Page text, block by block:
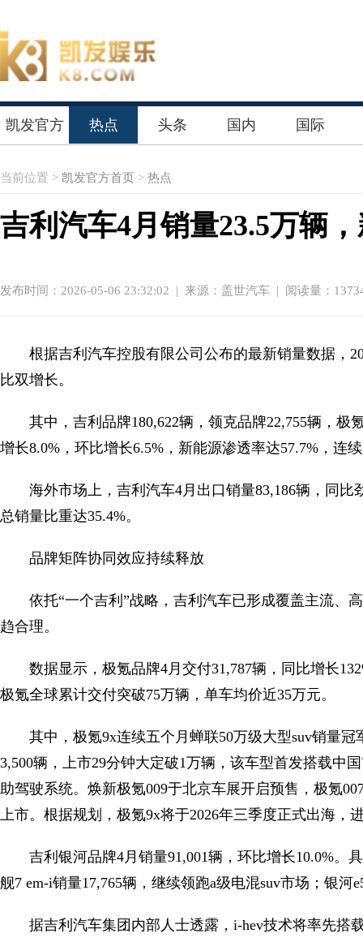
凯发官方 热点 头条 国内 国际
当前位置 > 凯发官方首页 > 热点
吉利汽车4月销量23.5万辆
发布时间：2026-05-06 23:32:02 | 来源：盖世汽车 | 阅读量：
根据吉利汽车控股有限公司公布的最新销量数据，
比双增长。
其中，吉利品牌180,622辆，领克品牌22,755辆，极
增长8.0%，环比增长6.5%，新能源渗透率达57.7%，连
海外市场上，吉利汽车4月出口销量83,186辆，同
总销量比重达35.4%。
品牌矩阵协同效应持续释放
依托“一个吉利”战略，吉利汽车已形成覆盖主流、
趋合理。
数据显示，极氪品牌4月交付31,787辆，同比增长
极氪全球累计交付突破75万辆，单车均价近35万元。
其中，极氪9x连续五个月蝉联50万级大型suv销量
3,500辆，上市29分钟大定破1万辆，该车型首发搭载中
助驾驶系统。焕新极氪009于北京车展开启预售，极氪
上市。根据规划，极氪9x将于2026年三季度正式出海，
吉利银河品牌4月销量91,001辆，环比增长10.0%。
舰7 em-i销量17,765辆，继续领跑a级电混suv市场；银河
据吉利汽车集团内部人士透露，i-hev技术将率先搭